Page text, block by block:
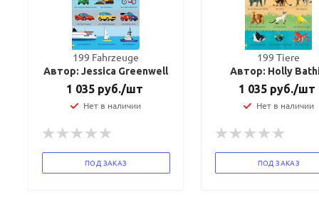
199 Fahrzeuge
Автор: Jessica Greenwell
1 035руб./шт
Нет в наличии
ПОД ЗАКАЗ
199 Tiere
Автор: Holly
1 035 руб./шт
Нет в наличии
ПОД ЗАКАЗ